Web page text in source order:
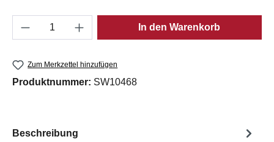
Produkt Anzahl: Gib den gewünschten
In den Warenkorb
Zum Merkzettel hinzufügen
Produktnummer: SW10468
Beschreibung